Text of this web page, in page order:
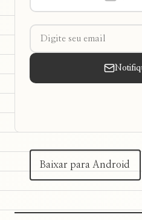
Baixar para Android